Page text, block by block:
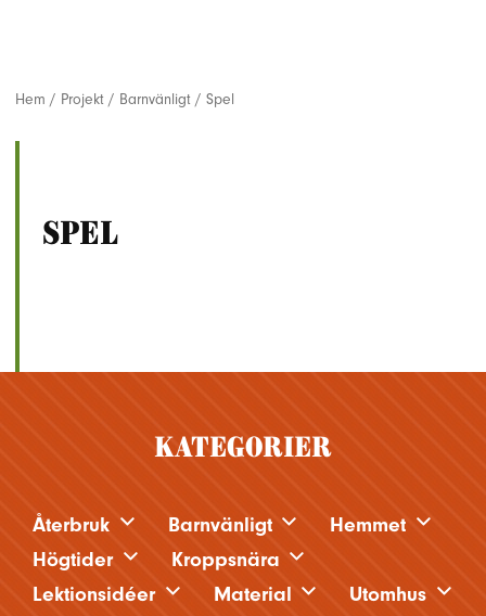
Hem / Projekt / Barnvänligt / Spel
Spel
Kategorier
Återbruk Barnvänligt
Hemmet
Högtider
Kroppsnära
Lektionsidéer
Material
Utomhus